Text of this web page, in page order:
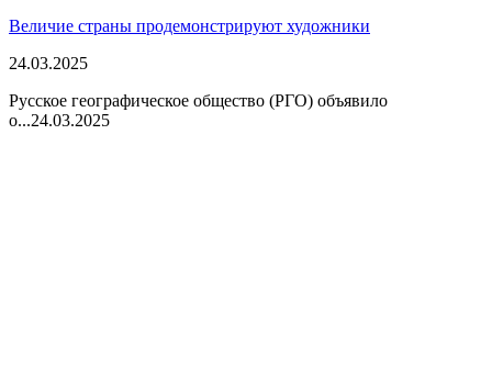
Величие страны продемонстрируют художники
24.03.2025
Русское географическое общество (РГО) объявило
о...24.03.2025